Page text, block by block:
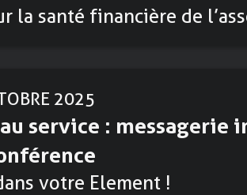
la santé financière de
2025
service : messagerie
votre Element !